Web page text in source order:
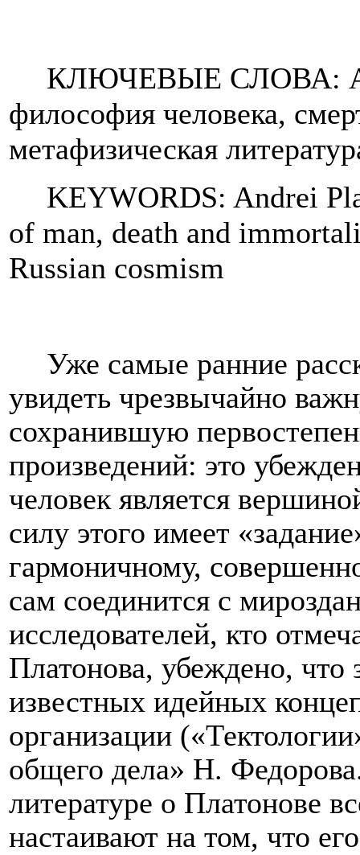
КЛЮЧЕВЫЕ СЛОВА:
философия человека,
метафизическая
KEYWORDS: Andrei
of man, death and
Russian cosmism
Уже самые ранние
увидеть чрезвычайно
сохранившую
произведений: это
человек является
силу этого имеет
гармоничному,
сам соединится с
исследователей, кто
Платонова, убеждено, что
известных идейных
организации
общего дела» Н.
литературе о Платонове
настаивают на том, что